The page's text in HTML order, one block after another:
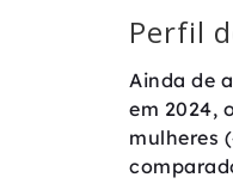
Perfil
Ainda de
em 2024,
mulheres